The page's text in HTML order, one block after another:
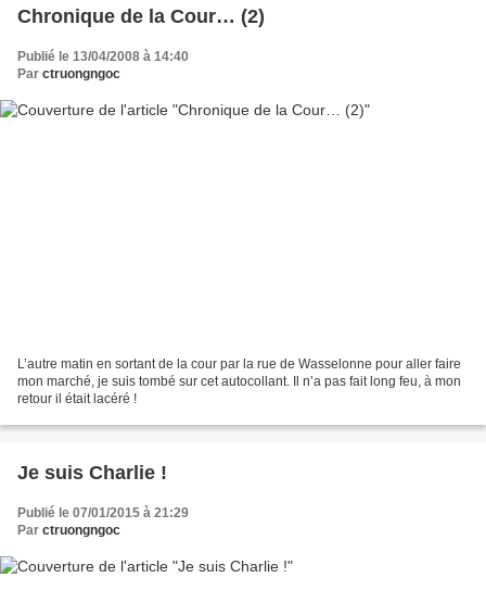
Chronique de la Cour… (2)
Publié le 13/04/2008 à 14:40
Par ctruongngoc
L’autre matin en sortant de la cour par la rue de Wasselonne pour aller faire
mon marché, je suis tombé sur cet autocollant. Il n’a pas fait long feu, à mon
retour il était lacéré !
Je suis Charlie !
Publié le 07/01/2015 à 21:29
Par ctruongngoc